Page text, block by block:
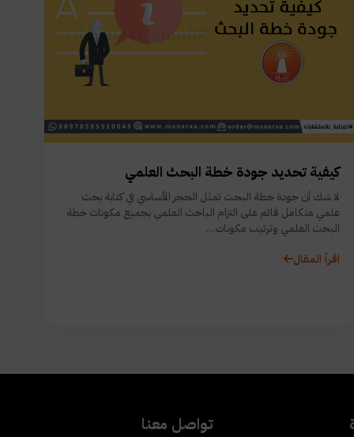
كيفية تحديد جودة خطة البحث العلمي
لا شك أن جودة خطة البحث تمثل الحجر الأساسي في كتابة بحث
علمي متكامل قائم على التزام الباحث العلمي بجميع مكونات خطة
البحث العلمي وترتيب مكونات...
اقرأ المقال
تواصل معنا